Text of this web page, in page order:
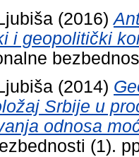
(2016)
i geopolitički
(2014)
Srbije u
odnosa
(1).